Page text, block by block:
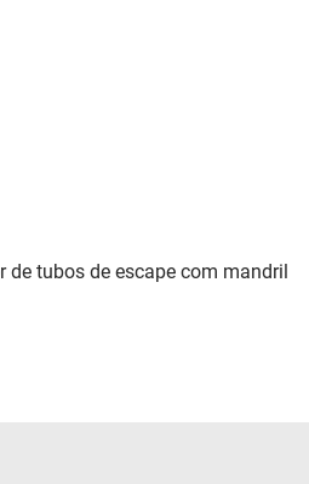
de tubos de escape com mandril